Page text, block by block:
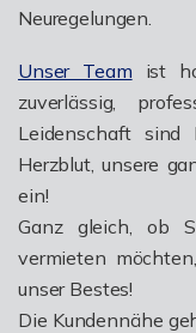
Neuregelungen.
Unser Team ist
zuverlässig,
Leidenschaft sind
Herzblut, unsere
ein!
Ganz gleich, ob
vermieten
unser Bestes!
Die Kundennähe